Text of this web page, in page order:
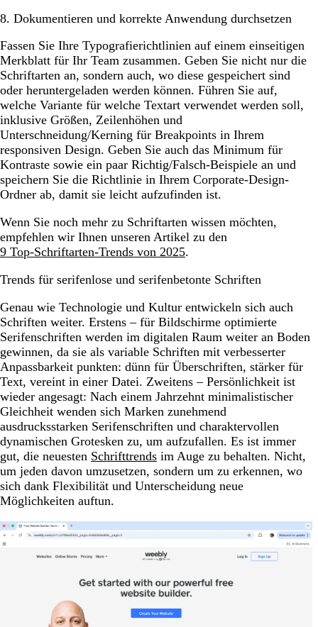
8. Dokumentieren und korrekte Anwendung durchsetzen
Fassen Sie Ihre Typografierichtlinien auf einem einseitigen
Merkblatt für Ihr Team zusammen. Geben Sie nicht nur die
Schriftarten an, sondern auch, wo diese gespeichert sind
oder heruntergeladen werden können. Führen Sie auf,
welche Variante für welche Textart verwendet werden soll,
inklusive Größen, Zeilenhöhen und
Unterschneidung/Kerning für Breakpoints in Ihrem
responsiven Design. Geben Sie auch das Minimum für
Kontraste sowie ein paar Richtig/Falsch-Beispiele an und
speichern Sie die Richtlinie in Ihrem Corporate-Design-
Ordner ab, damit sie leicht aufzufinden ist.
Wenn Sie noch mehr zu Schriftarten wissen möchten,
empfehlen wir Ihnen unseren Artikel zu den
9 Top-Schriftarten-Trends von 2025.
Trends für serifenlose und serifenbetonte Schriften
Genau wie Technologie und Kultur entwickeln sich auch
Schriften weiter. Erstens – für Bildschirme optimierte
Serifenschriften werden im digitalen Raum weiter an Boden
gewinnen, da sie als variable Schriften mit verbesserter
Anpassbarkeit punkten: dünn für Überschriften, stärker für
Text, vereint in einer Datei. Zweitens – Persönlichkeit ist
wieder angesagt: Nach einem Jahrzehnt minimalistischer
Gleichheit wenden sich Marken zunehmend
ausdrucksstarken Serifenschriften und charaktervollen
dynamischen Grotesken zu, um aufzufallen. Es ist immer
gut, die neuesten Schrifttrends im Auge zu behalten. Nicht,
um jeden davon umzusetzen, sondern um zu erkennen, wo
sich dank Flexibilität und Unterscheidung neue
Möglichkeiten auftun.